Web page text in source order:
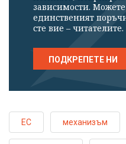
зависимости.
единственият
сте вие – читателите.
ПОДКРЕПЕТЕ НИ
ЕС механизъм